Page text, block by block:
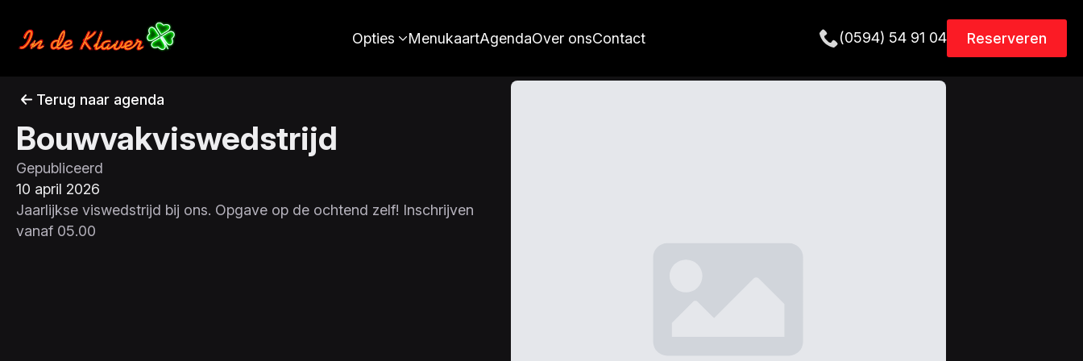
Opties MenukaartAgendaOver onsContact (0594) 54 91 04 Reserveren
Terug naar agenda
Bouwvakviswedstrijd
Gepubliceerd
10 april 2026
Jaarlijkse viswedstrijd bij ons. Opgave op de ochtend zelf! Inschrijven
vanaf 05.00